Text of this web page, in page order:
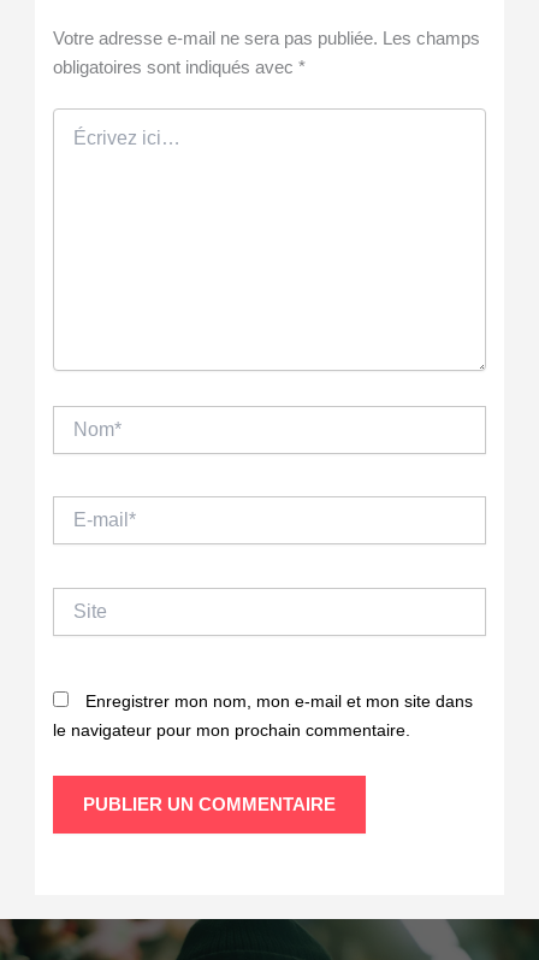
Votre adresse e-mail ne sera pas publiée.
Les champs
obligatoires sont indiqués avec *
ici…
mail*
Enregistrer mon nom, mon e-mail et mon site dans
le navigateur pour mon prochain commentaire.